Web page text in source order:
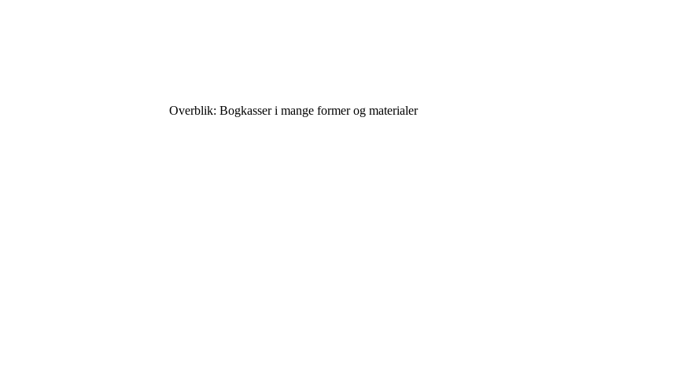
Overblik: Bogkasser i mange former og materialer